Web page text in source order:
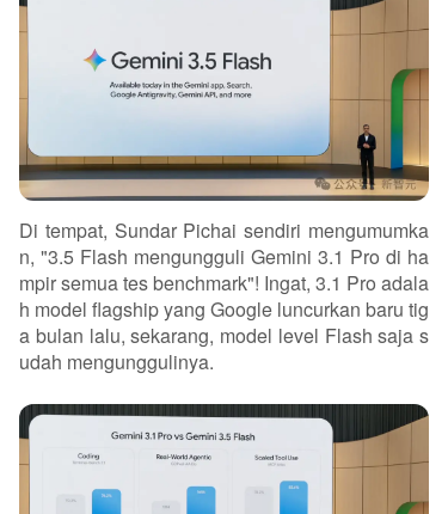
Di tempat, Sundar Pichai sendiri mengumumka
n, "3.5 Flash mengungguli Gemini 3.1 Pro di ha
mpir semua tes benchmark"! Ingat, 3.1 Pro adala
h model flagship yang Google luncurkan baru tig
a bulan lalu, sekarang, model level Flash saja s
udah mengunggulinya.